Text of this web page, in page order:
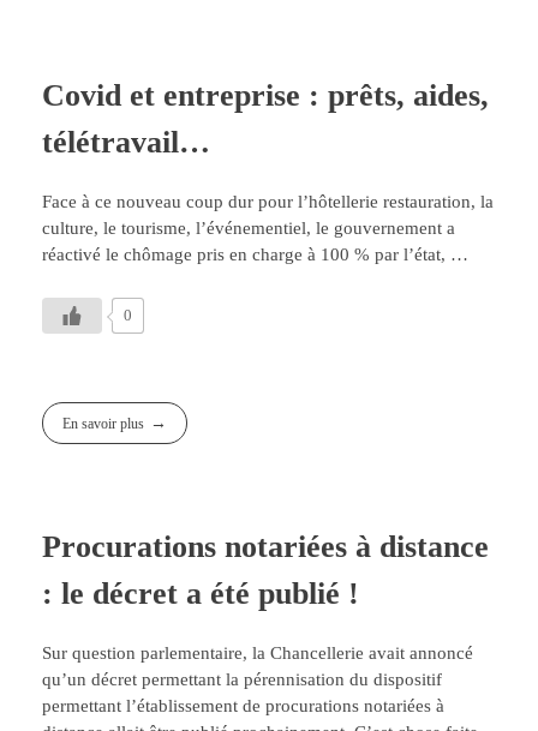
Covid et entreprise : prêts, aides,
télétravail…
Face à ce nouveau coup dur pour l’hôtellerie restauration, la
culture, le tourisme, l’événementiel, le gouvernement a
réactivé le chômage pris en charge à 100 % par l’état, …
0
En savoir plus
Procurations notariées à distance
: le décret a été publié !
Sur question parlementaire, la Chancellerie avait annoncé
qu’un décret permettant la pérennisation du dispositif
permettant l’établissement de procurations notariées à